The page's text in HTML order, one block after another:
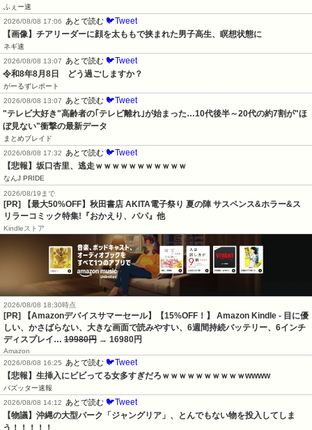
ふぇー速
2026/08/08 17:06
あとで読む 🐦Tweet
【画像】チアリーダーに顔を太ももで挟まれた男子高生、瞑想状態に
ネギ速
2026/08/08 13:07
あとで読む 🐦Tweet
令和8年8月8日　どう過ごしますか？
がーるずレポート
2026/08/08 13:07
あとで読む 🐦Tweet
"テレビ大好き"高齢者の｢テレビ離れ｣が始まった…10代後半～20代の約7割が"ほ
ぼ見ない"衝撃の最新データ
まとめブレイド
2026/08/08 17:32
あとで読む 🐦Tweet
【悲報】坂口杏里、逃走ｗｗｗｗｗｗｗｗｗｗｗ
なんJ PRIDE
2026/08/19まで
[PR] 【最大50%OFF】秋田書店 AKITA電子祭り 夏の陣 サスペンス&ホラー&ス
リラーコミック特集!『おかえり、パパ』他
Kindleストア
2026/08/08 18:30時点
[PR] 【Amazonデバイスサマーセール】【15%OFF！】 Amazon Kindle - 目に優
しい、かさばらない、大きな画面で読みやすい、6週間持続バッテリー、6インチ
ディスプレイ… 19980円 → 16980円
Amazon
2026/08/08 16:25
あとで読む 🐦Tweet
【悲報】生挿入にビビってる女多すぎだろｗｗｗｗｗｗｗｗｗｗwwww
バズッター速報
2026/08/08 14:12
あとで読む 🐦Tweet
【物議】沖縄の大型パーク「ジャングリア」、とんでもない物を投入してしま